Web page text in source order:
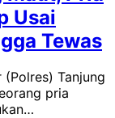
Usai
Tewas
(Polres) Tanjung
pria